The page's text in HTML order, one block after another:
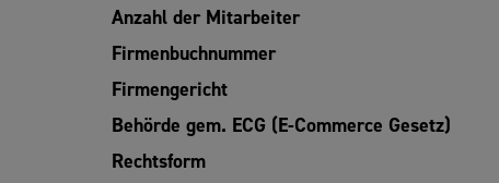
Anzahl der Mitarbeiter
Firmenbuchnummer
Firmengericht
Behörde gem. ECG (E-Commerce Gesetz)
Rechtsform